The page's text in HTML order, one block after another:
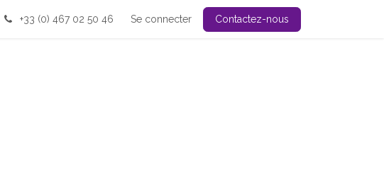
+33 (0) 467 02 50 46 Se connecter Contactez-nous